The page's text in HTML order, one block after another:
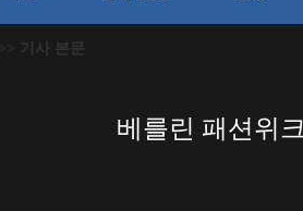
>> 기사 본문
베를린 패션위